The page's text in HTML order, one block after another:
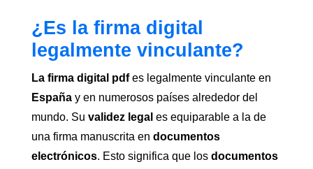
¿Es la firma digital
legalmente vinculante?
La firma digital pdfes legalmente vinculante en
Españay en numerosos países alrededor del
mundo. Su validez legal es equiparable a la de
una firma manuscrita en documentos
electrónicos. Esto significa que los documentos